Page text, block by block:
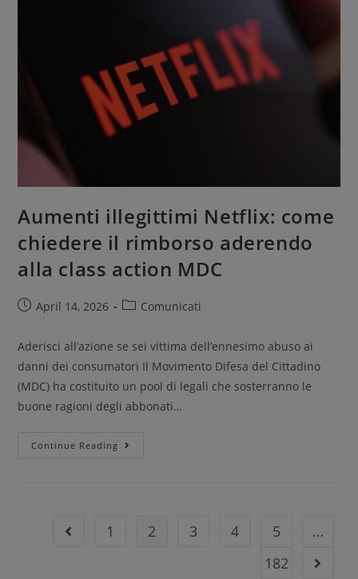
Aumenti illegittimi Netflix: come
chiedere il rimborso aderendo
alla class action MDC
April 14, 2026 Comunicati
Aderisci all’azione se sei vittima dell’ennesimo abuso ai
danni dei consumatori Il Movimento Difesa del Cittadino
(MDC) ha costituito un pool di legali che sosterranno le
buone ragioni degli abbonati…
Continue Reading
1 2 3 4 5
…
182